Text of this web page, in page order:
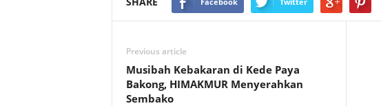
Previous article
Musibah Kebakaran di Kede Paya
Bakong, HIMAKMUR Menyerahkan
Sembako